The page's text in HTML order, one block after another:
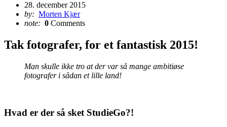
28. december 2015
by: Morten Kjær
note: 0 Comments
Tak fotografer, for et fantastisk 2015!
Man skulle ikke tro at der var så mange ambitiøse
fotografer i sådan et lille land!
Hvad er der så sket StudieGo?!